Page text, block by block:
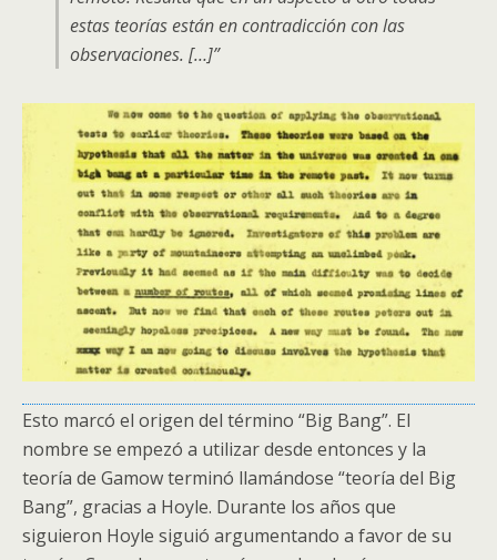
estas teorías están en contradicción con las
observaciones. […]”
Esto marcó el origen del término “Big Bang”. El
nombre se empezó a utilizar desde entonces y la
teoría de Gamow terminó llamándose “teoría del Big
Bang”, gracias a Hoyle. Durante los años que
siguieron Hoyle siguió argumentando a favor de su